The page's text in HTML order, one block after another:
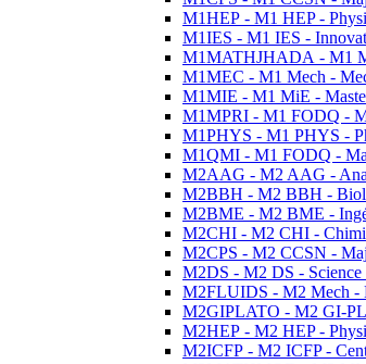
M1HEP - M1 HEP -
M1IES - M1 IES -
M1MATHJHADA - M1
M1MEC - M1 Mech -
M1MIE - M1 MiE -
M1MPRI - M1 FODQ -
M1PHYS - M1 PHYS -
M1QMI - M1 FODQ -
M2AAG - M2 AAG -
M2BBH - M2 BBH -
M2BME - M2 BME -
M2CHI - M2 CHI -
M2CPS - M2 CCSN -
M2DS - M2 DS - Science
M2FLUIDS - M2 Mech -
M2GIPLATO - M2 GI-
M2HEP - M2 HEP -
M2ICFP - M2 ICFP -